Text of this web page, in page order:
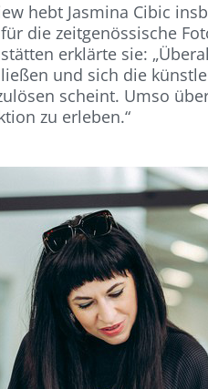
hebt Jasmina Cibic
die zeitgenössische
erklärte sie:
und sich die
scheint. Umso
zu erleben.“